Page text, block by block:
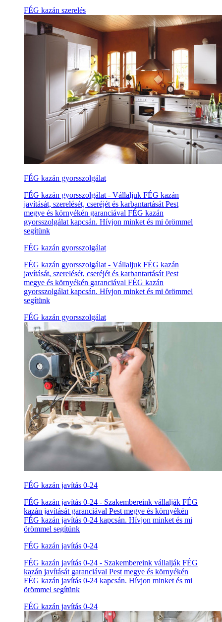
FÉG kazán szerelés
FÉG kazán gyorsszolgálat
FÉG kazán gyorsszolgálat - Vállaljuk FÉG kazán
javítását, szerelését, cseréjét és karbantartását Pest
megye és környékén garanciával FÉG kazán
gyorsszolgálat kapcsán. Hívjon minket és mi örömmel
segítünk
FÉG kazán gyorsszolgálat
FÉG kazán gyorsszolgálat - Vállaljuk FÉG kazán
javítását, szerelését, cseréjét és karbantartását Pest
megye és környékén garanciával FÉG kazán
gyorsszolgálat kapcsán. Hívjon minket és mi örömmel
segítünk
FÉG kazán gyorsszolgálat
FÉG kazán javítás 0-24
FÉG kazán javítás 0-24 - Szakembereink vállalják FÉG
kazán javítását garanciával Pest megye és környékén
FÉG kazán javítás 0-24 kapcsán. Hívjon minket és mi
örömmel segítünk
FÉG kazán javítás 0-24
FÉG kazán javítás 0-24 - Szakembereink vállalják FÉG
kazán javítását garanciával Pest megye és környékén
FÉG kazán javítás 0-24 kapcsán. Hívjon minket és mi
örömmel segítünk
FÉG kazán javítás 0-24